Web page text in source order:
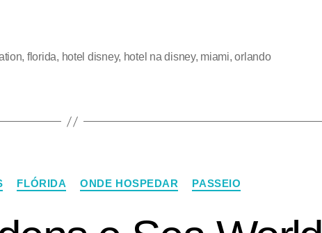
, florida, hotel disney, hotel na disney, miami,orlando
FLÓRIDA ONDE HOSPEDAR PASSEIO